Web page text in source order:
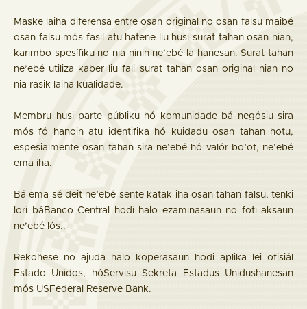
Maske laiha diferensa entre osan original no osan falsu maibé
osan falsu mós fasil atu hatene liu husi surat tahan osan nian,
karimbo spesífiku no nia ninin ne’ebé la hanesan. Surat tahan
ne’ebé utiliza kaber liu fali surat tahan osan original nian no
nia rasik laiha kualidade.
Membru husi parte públiku hó komunidade bá negósiu sira
mós fó hanoin atu identifika hó kuidadu osan tahan hotu,
espesialmente osan tahan sira ne’ebé hó valór bo’ot, ne’ebé
ema iha.
Bá ema sé deit ne’ebé sente katak iha osan tahan falsu, tenki
lori báBanco Central hodi halo ezaminasaun no foti aksaun
ne’ebé lós..
Rekoñese no ajuda halo koperasaun hodi aplika lei ofisiál
Estado Unidos, hóServisu Sekreta Estadus Unidushanesan
mós USFederal Reserve Bank.